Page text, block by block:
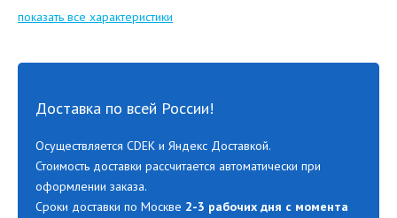
показать все характеристики
Доставка по всей России!
Осуществляется CDEK и Яндекс Доставкой.
Стоимость доставки рассчитается автоматически при
оформлении заказа.
Сроки доставки по Москве 2-3 рабочих дня с момента